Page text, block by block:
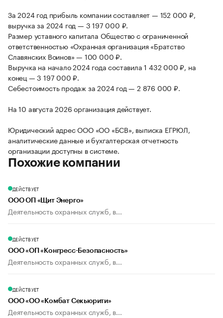
За 2024 год прибыль компании составляет — 152 000 ₽,
выручка за 2024 год — 3 197 000 ₽.
Размер уставного капитала Общество с ограниченной
ответственностью «Охранная организация «Братство
Славянских Воинов» — 100 000 ₽.
Выручка на начало 2024 года составила 1 432 000 ₽, на
конец — 3 197 000 ₽.
Себестоимость продаж за 2024 год — 2 876 000 ₽.
На 10 августа 2026 организация действует.
Юридический адрес ООО «ОО «БСВ», выписка ЕГРЮЛ,
аналитические данные и бухгалтерская отчетность
организации доступны в системе.
Похожие компании
ДЕЙСТВУЕТ
ООО ОП «Щит Энерго»
Деятельность охранных служб, в...
ДЕЙСТВУЕТ
ООО «ОП «Конгресс-Безопасность»
Деятельность охранных служб, в...
ДЕЙСТВУЕТ
ООО «ОО «Комбат Секьюрити»
Деятельность охранных служб, в...